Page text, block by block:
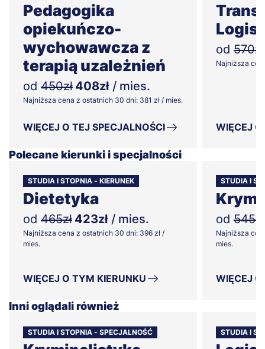
Pedagogika
opiekuńczo-
wychowawcza z
terapią uzależnień
od 450zł 408zł / mies.
Najniższa cena z ostatnich 30 dni: 381 zł / mies.
WIĘCEJ O TEJ SPECJALNOŚCI
od 570zł
Najniższa
WIĘCEJ
Polecane kierunki i specjalności
STUDIA I STOPNIA - KIERUNEK
Dietetyka
od 465zł 423zł / mies.
Najniższa cena z ostatnich 30 dni: 396 zł /
mies.
WIĘCEJ O TYM KIERUNKU
STUDIA I
od 545zł
Najniższa
mies.
WIĘCEJ
Inni oglądali również
STUDIA I STOPNIA - SPECJALNOŚĆ STUDIA I